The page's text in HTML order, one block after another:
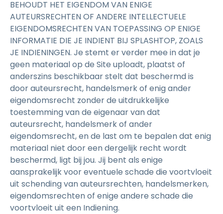
BEHOUDT HET EIGENDOM VAN ENIGE
AUTEURSRECHTEN OF ANDERE INTELLECTUELE
EIGENDOMSRECHTEN VAN TOEPASSING OP ENIGE
INFORMATIE DIE JE INDIENT BIJ SPLASHTOP, ZOALS
JE INDIENINGEN. Je stemt er verder mee in dat je
geen materiaal op de Site uploadt, plaatst of
anderszins beschikbaar stelt dat beschermd is
door auteursrecht, handelsmerk of enig ander
eigendomsrecht zonder de uitdrukkelijke
toestemming van de eigenaar van dat
auteursrecht, handelsmerk of ander
eigendomsrecht, en de last om te bepalen dat enig
materiaal niet door een dergelijk recht wordt
beschermd, ligt bij jou. Jij bent als enige
aansprakelijk voor eventuele schade die voortvloeit
uit schending van auteursrechten, handelsmerken,
eigendomsrechten of enige andere schade die
voortvloeit uit een Indiening.